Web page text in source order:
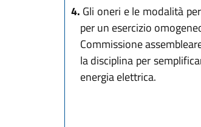
4. Gli oneri e le modalità
per un esercizio
Commissione
la disciplina per
energia elettrica.